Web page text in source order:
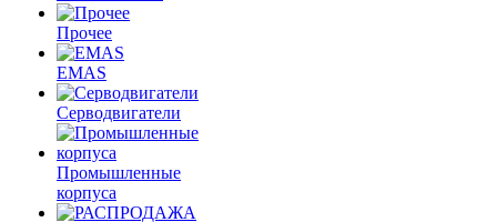
Прочее
EMAS
Cерводвигатели
Промышленные
корпуса